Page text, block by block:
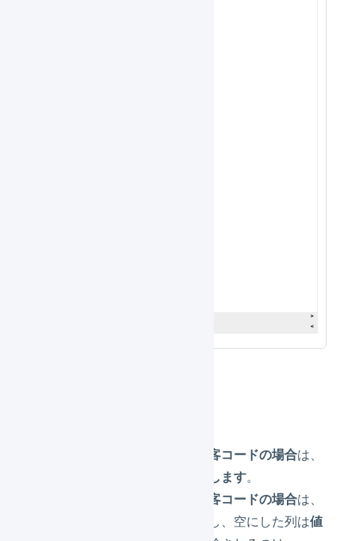
まだ登録されていない顧客コードの場合は、
新規に顧客マスタを登録します。
すでに登録されている顧客コードの場合は、
。ただし、空にした列は値